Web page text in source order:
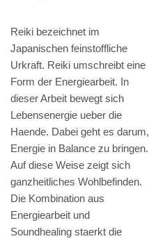
Reiki bezeichnet im
Japanischen feinstoffliche
Urkraft. Reiki umschreibt eine
Form der Energiearbeit. In
dieser Arbeit bewegt sich
Lebensenergie ueber die
Haende. Dabei geht es darum,
Energie in Balance zu bringen.
Auf diese Weise zeigt sich
ganzheitliches Wohlbefinden.
Die Kombination aus
Energiearbeit und
Soundhealing staerkt die